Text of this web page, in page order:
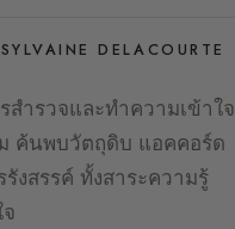
DELACOURTE
ำรวจและทำความเข้าใจ
ค้นพบวัตถุดิบ แอคคอร์ด
รังสรรค์ ทั้งสาระความรู้